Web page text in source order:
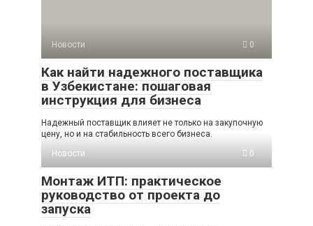
Новости 0
Как найти надежного поставщика
в Узбекистане: пошаговая
инструкция для бизнеса
Надежный поставщик влияет не только на закупочную
цену, но и на стабильность всего бизнеса.
Новости
0
Монтаж ИТП: практическое
руководство от проекта до
запуска